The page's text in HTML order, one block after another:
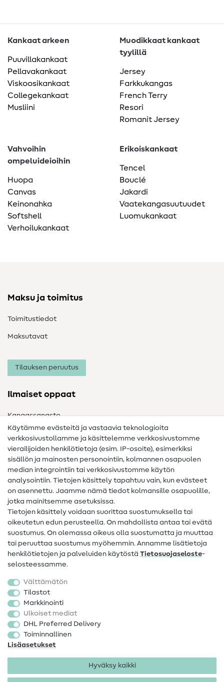
Kankaat arkeen
Puuvillakankaat
Pellavakankaat
Viskoosikankaat
Collegekankaat
Musliini
Muodikkaat kankaat
tyylillä
Jersey
Farkkukangas
French Terry
Resori
Romanit Jersey
Vahvoihin
ompeluideioihin
Huopa
Canvas
Keinonahka
Softshell
Verhoilukankaat
Erikoiskankaat
Tencel
Bouclé
Jakardi
Vaatekangasuutuudet
Luomukankaat
Maksu ja toimitus
Toimitustiedot
Maksutavat
Tilauksen peruutus
Ilmaiset oppaat
Kangassanasto
Ompelusanasto
Ompeluohjeet
Apua ja yhteystiedot
Yhteystiedot
Tietoa omistajanvaihdoksesta
Peruutusoikeus
Suosittu
Kankaat
Ompelutarvikkeet
Ale
Käytämme evästeitä ja vastaavia teknologioita
verkkosivustollamme ja käsittelemme verkkosivustomme
vierailijoiden henkilötietoja (esim. IP-osoite), esimerkiksi
sisällön ja mainosten personointiin, kolmannen osapuolen
median integrointiin tai verkkosivustomme käytön
analysointiin. Tietojen käsittely tapahtuu vain, kun evästeet
on asennettu. Jaamme nämä tiedot kolmansille osapuolille,
jotka mainitsemme asetuksissa.
Tietojen käsittely voidaan suorittaa suostumuksella tai
oikeutetun edun perusteella. On mahdollista antaa tai evätä
suostumus. On olemassa oikeus olla suostumatta ja muuttaa
tai peruuttaa suostumus myöhemmin. Annamme lisätietoja
henkilötietojen ja palveluiden käytöstä Tietosuojaseloste-
selosteessamme.
Välttämätön
Tilastot
Markkinointi
Ulkoiset mediat
DHL Preferred Delivery
Toiminnallinen
Lisäasetukset
Hyväksy kaikki